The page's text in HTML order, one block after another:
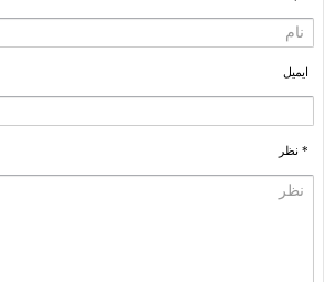
ایمیل
* نظر